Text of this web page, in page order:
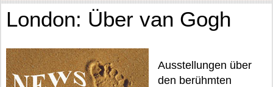
London: Über van Gogh
Ausstellungen über
den berühmten